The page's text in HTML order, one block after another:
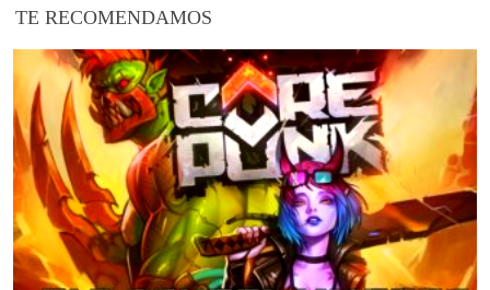
TE RECOMENDAMOS